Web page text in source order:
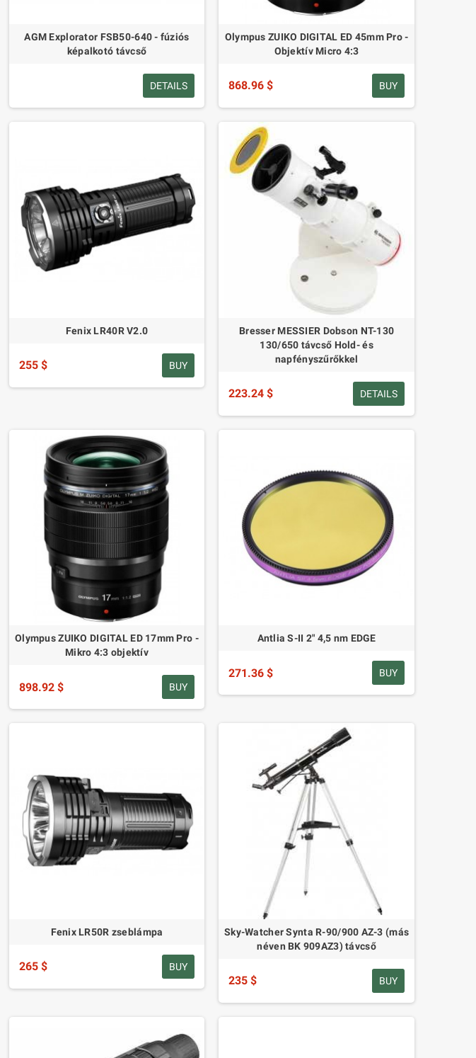
AGM Explorator FSB50-640 - fúziós
képalkotó távcső
DETAILS
Olympus ZUIKO DIGITAL ED 45mm Pro -
Objektív Micro 4:3
868.96 $ BUY
Fenix LR40R V2.0
255 $ BUY
Bresser MESSIER Dobson NT-130
130/650 távcső Hold- és
napfényszűrőkkel
223.24 $ DETAILS
Olympus ZUIKO DIGITAL ED 17mm Pro -
Mikro 4:3 objektív
898.92 $ BUY
Antlia S-II 2" 4,5 nm EDGE
271.36 $ BUY
Fenix LR50R zseblámpa
265 $ BUY
Sky-Watcher Synta R-90/900 AZ-3 (más
néven BK 909AZ3) távcső
235 $ BUY